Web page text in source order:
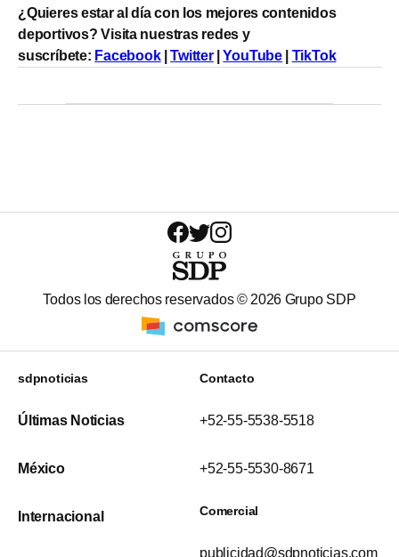
¿Quieres estar al día con los mejores contenidos
deportivos? Visita nuestras redes y
suscríbete: Facebook|Twitter|YouTube TikTok
Todos los derechos reservados ©2026 Grupo SDP
sdpnoticias
Últimas Noticias
México
Internacional
Contacto
+52-55-5538-5518
+52-55-5530-8671
Comercial
publicidad@sdpnoticias.com